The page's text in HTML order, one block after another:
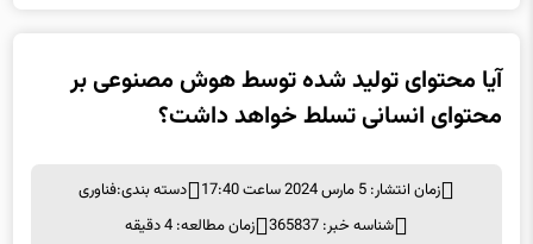
محتوای انسانی تسلط خواهد داشت؟
شناسه خبر: 365837
زمان مطالعه: 4 دقیقه